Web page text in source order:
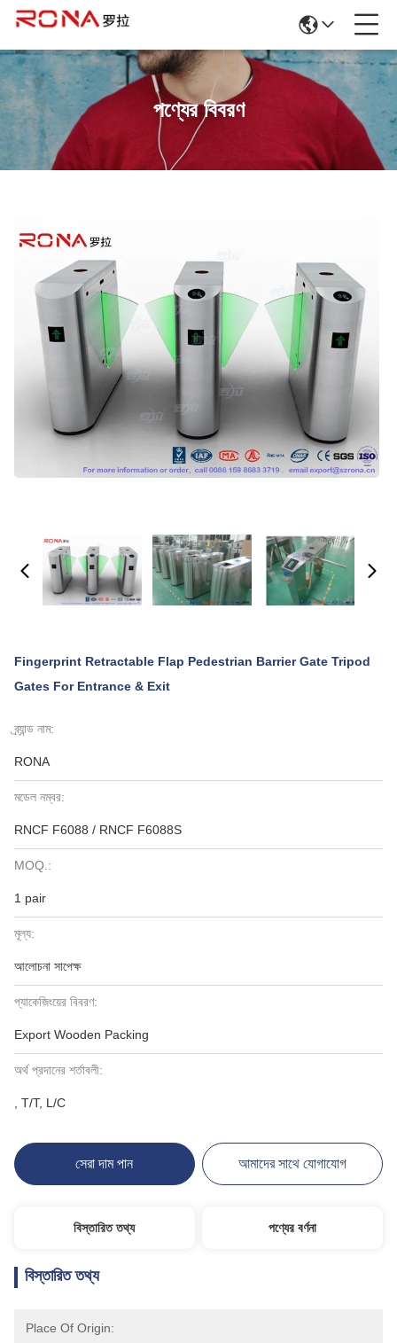
পণ্যের বিবরণ
Fingerprint Retractable Flap Pedestrian Barrier Gate Tripod
Gates For Entrance & Exit
ব্র্যান্ড নাম:
RONA
মডেল নম্বর:
RNCF F6088 / RNCF F6088S
MOQ.:
1 pair
মূল্য:
আলোচনা সাপেক্ষ
প্যাকেজিংয়ের বিবরণ:
Export Wooden Packing
অর্থ প্রদানের শর্তাবলী:
, T/T, L/C
সেরা দাম পান আমাদের সাথে যোগাযোগ
বিস্তারিত তথ্য পণ্যের বর্ণনা
বিস্তারিত তথ্য
Place Of Origin: